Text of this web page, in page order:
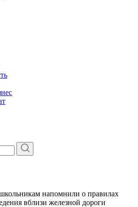
напомнили о правилах
вблизи железной дороги